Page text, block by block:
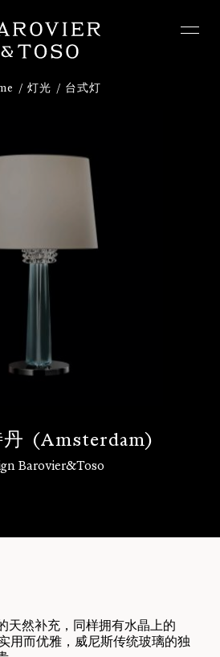
灯光 台式灯
丹 (Amsterdam)
Barovier&Toso
天然补充，同样拥有水晶上的
用而优雅，威尼斯传统玻璃的独
下载